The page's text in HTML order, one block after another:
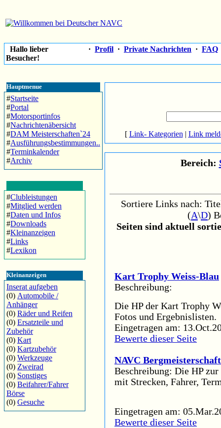
Hallo lieber
Besucher!
· Profil · Private Nachrichten · FAQ
Hauptmenue
#Startseite
#Portal
#Motorsportinfos
#Nachrichtenäbersicht
#DAM Meisterschaften`24
#Ausführungsbestimmungen..
#Terminkalender
#Archiv
#Clubleistungen
#Mitglied werden
#Daten und Infos
#Downloads
#Kleinanzeigen
#Links
#Lexikon
Kleinanzeigen
Inserat aufgeben
(0) Automobile /
Anhänger
(0) Räder und Reifen
(0) Ersatzteile und
Zubehör
(0) Kart
(0) Kartzubehör
(0) Werkzeuge
(0) Zweirad
(0) Sonstiges
(0) Beifahrer/Fahrer
Börse
(0) Gesuche
[ Link- Kategorien | Link
Bereich:
Sortiere Links nach:
(A\D)
Seiten sind aktuell
Kart Trophy Weiss-Blau
Beschreibung:
Die HP der Kart Trophy
Fotos und Ergebnislisten.
Eingetragen am:
Bewerte dieser Seite
NAVC Bergmeisterschaft
Beschreibung: Die HP
mit Strecken, Fahrer,
Eingetragen am:
Bewerte dieser Seite